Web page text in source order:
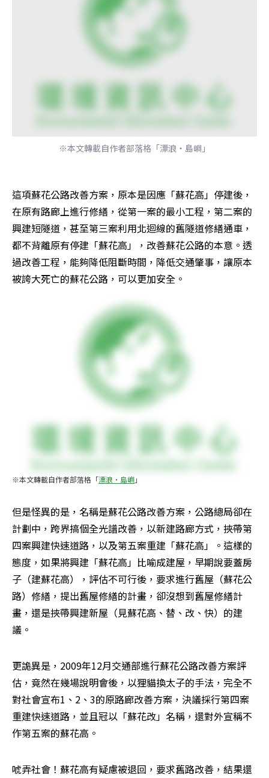
※本文轉載自作者部落格「漂浪‧島嶼」
這項蘇花公路改善方案，原本是因應「蘇花高」停建後，
在原有路廊上進行修繕，從第一案的最小工程，第二案的
興建短隧道，甚至第三案利用北迴線的舊隧道修繕通車，
都不背離原有停建「蘇花高」，改善蘇花公路的本意。透
過改善工程，能夠降低阻斷時間，降低交通肇事，讓原本
被誇大死亡的蘇花公路，可以更加安全。
※本文轉載自作者部落格「漂浪‧島嶼」
但是怪異的是，名稱是蘇花公路改善方案，公路總局卻在
計劃中，跨界搞個全光譜改善，以新建路廊方式，挾帶第
四案興建快速道路，以及第五案重建「蘇花高」。這樣的
態度，如果將興建「蘇花高」比喻成建屋，早期說要蓋房
子（建蘇花高），評估不可行後，要求進行舊屋（蘇花公
路）修繕，提出舊屋修繕的計畫，卻沒想到舊屋修繕計
畫，還是挾帶興建新屋（見蘇花高、替、改、快）的建
議。
更詭異是，2009年12月交通部進行蘇花公路改善方案評
估，竟然在幾場說明會後，以狸貓換太子的手法，完全不
對社會宣布1、2、3的原路廊改善方案，決議採行第四案
重建快速道路，並且冠以「蘇花改」名稱，還對外宣稱不
作第五案的蘇花高。
唬弄社會！蘇花高有疑慮被退回，要求舊路改善，結果還